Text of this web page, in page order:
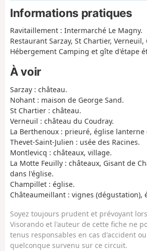
Informations pratiques
Ravitaillement : Intermarché Le Magny.
Restaurant Sarzay, St Chartier,
Hébergement Camping et gîte d'étape
À voir
Sarzay : château.
Nohant : maison de George Sand.
St Chartier : château.
Verneuil : château du Coudray.
La Berthenoux : prieuré, église lanterne
Thevet-Saint-Julien : usée des Racines.
Montlevicq : châteaux, village.
La Motte Feuilly : châteaux, Gisant de
dans l'église.
Champillet : église.
Châteaumeillant : vignes (dégustation),
Soyez toujours prudent et prévoyant
Visorando et l'auteur de cette fiche ne
tenus responsables en cas d'accident
quelconque survenu sur ce circuit.